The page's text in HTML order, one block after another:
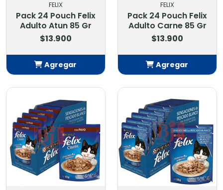
FELIX
Pack 24 Pouch Felix
Adulto Atun 85 Gr
$13.900
Agregar
FELIX
Pack 24 Pouch Felix
Adulto Carne 85 Gr
$13.900
Agregar